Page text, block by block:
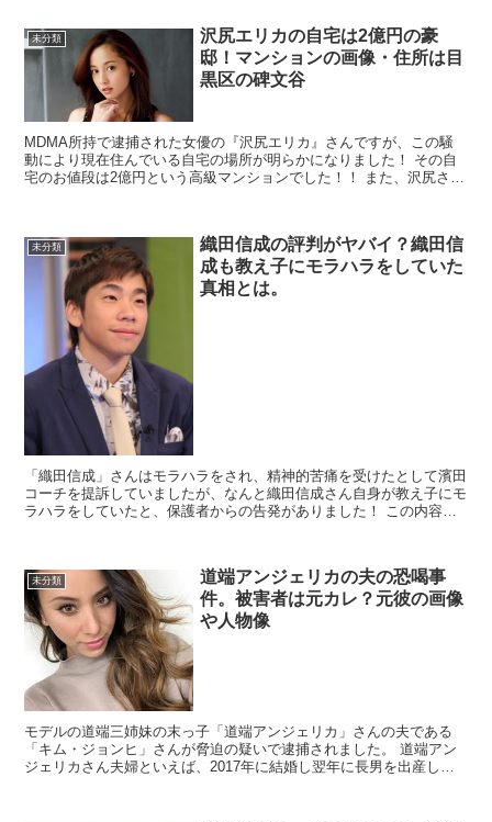
未分類
沢尻エリカの自宅は2億円の豪
邸！マンションの画像・住所は目
黒区の碑文谷
MDMA所持で逮捕された女優の『沢尻エリカ』さんですが、この騒
動により現在住んでいる自宅の場所が明らかになりました！ その自
宅のお値段は2億円という高級マンションでした！！ また、沢尻さん
未分類
織田信成の評判がヤバイ？織田信
成も教え子にモラハラをしていた
真相とは。
「織田信成」さんはモラハラをされ、精神的苦痛を受けたとして濱田
コーチを提訴していましたが、なんと織田信成さん自身が教え子にモ
ラハラをしていたと、保護者からの告発がありました！ この内容は
未分類
道端アンジェリカの夫の恐喝事
件。被害者は元カレ？元彼の画像
や人物像
モデルの道端三姉妹の末っ子「道端アンジェリカ」さんの夫である
「キム・ジョンヒ」さんが脅迫の疑いで逮捕されました。 道端アン
ジェリカさん夫婦といえば、2017年に結婚し翌年に長男を出産して